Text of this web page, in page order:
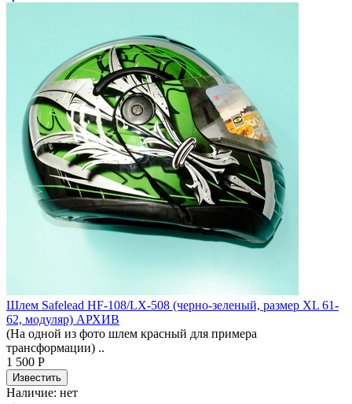
Шлем Safelead HF-108/LX-508 (черно-зеленый, размер XL 61-
62, модуляр) АРХИВ
(На одной из фото шлем красный для примера
трансформации) ..
1 500 Р
Наличие: нет